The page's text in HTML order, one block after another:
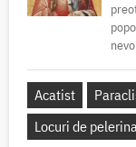
Acatist
Locuri de